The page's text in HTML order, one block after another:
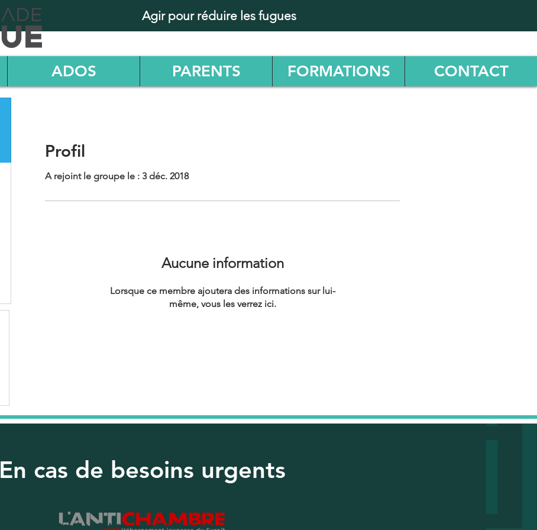
Agir pour réduire les fugues
ADOS PARENTS FORMATIONS CONTACT
Profil
A rejoint le groupe le : 3 déc. 2018
Aucune information
Lorsque ce membre ajoutera des informations sur lui-
même, vous les verrez ici.
En cas de besoins urgents